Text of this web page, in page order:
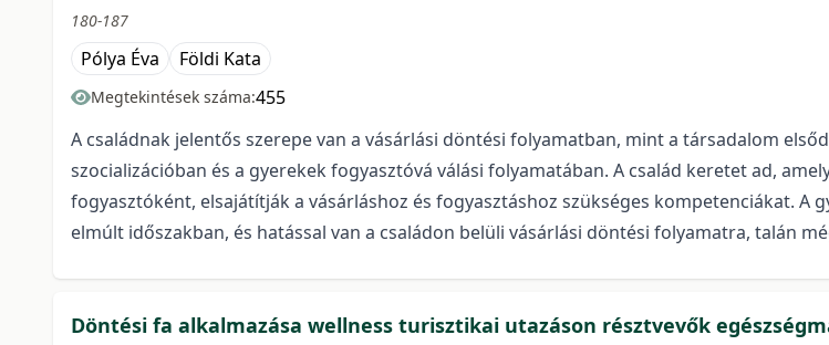
180-187
Pólya Éva Földi Kata
Megtekintések száma:455
A családnak jelentős szerepe van a vásárlási döntési folyamatban, mint a társadalom
szocializációban és a gyerekek fogyasztóvá válási folyamatában. A család keretet ad,
fogyasztóként, elsajátítják a vásárláshoz és fogyasztáshoz szükséges kompetenciákat. A
elmúlt időszakban, és hatással van a családon belüli vásárlási döntési folyamatra, talán
Döntési fa alkalmazása wellness turisztikai utazáson résztvevők